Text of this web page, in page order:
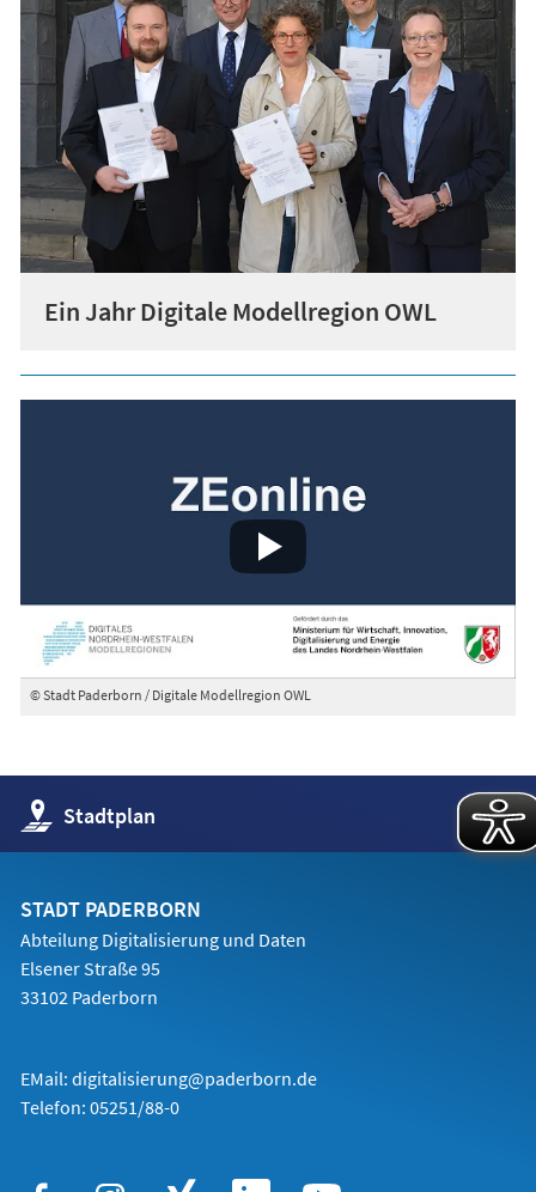
Ein Jahr Digitale Modellregion OWL
© Stadt Paderborn / Digitale Modellregion OWL
Stadtplan
(Öffnet
in
einem
Tab)
STADT PADERBORN
Abteilung Digitalisierung und Daten
Elsener Straße 95
33102 Paderborn
EMail: digitalisierung@paderborn.de
Telefon: 05251/88-0